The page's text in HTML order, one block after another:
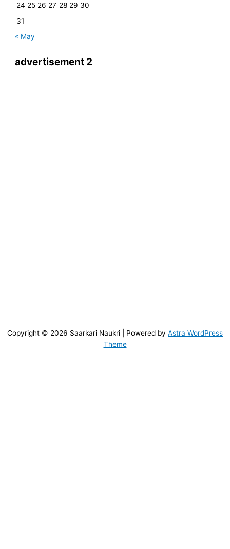
24 25 26 27 28 29 30
31
« May
advertisement 2
Copyright © 2026 Saarkari Naukri | Powered by Astra WordPress
Theme